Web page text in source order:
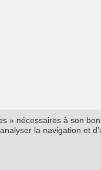
» nécessaires à son
la navigation et